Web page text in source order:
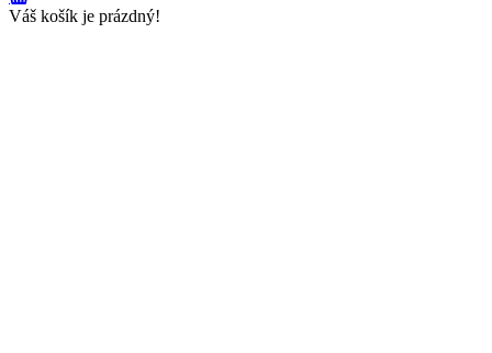
Váš košík je prázdný!